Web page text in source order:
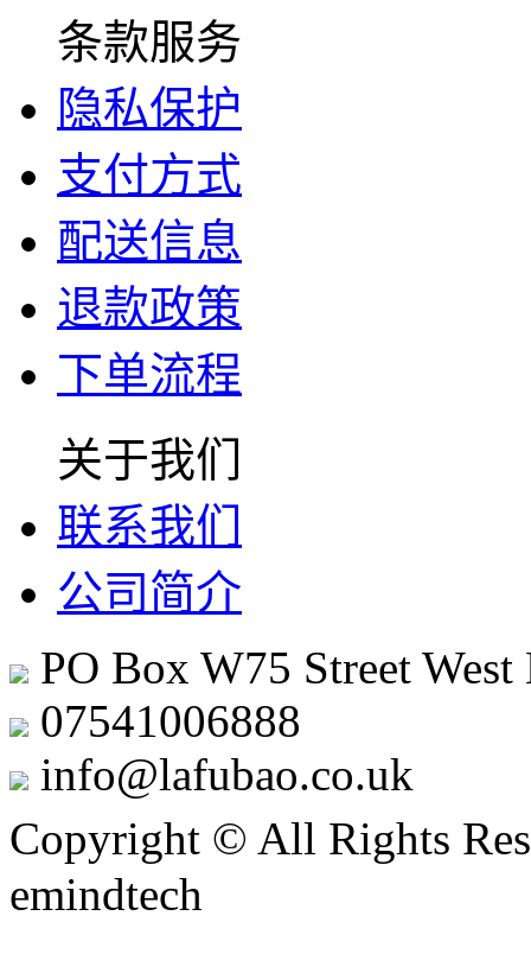
条款服务
隐私保护
支付方式
配送信息
退款政策
下单流程
关于我们
联系我们
公司简介
PO Box W75 Street
07541006888
info@lafubao.co.uk
Copyright © All Rights
emindtech